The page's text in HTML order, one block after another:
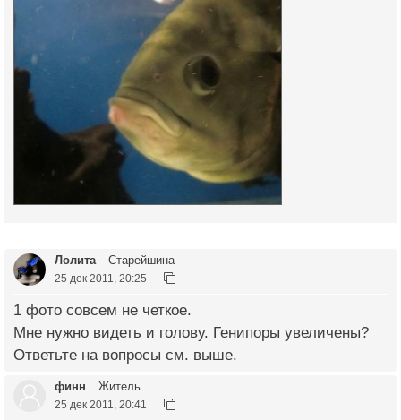
Лолита Старейшина
25 дек 2011, 20:25
1 фото совсем не четкое.
Мне нужно видеть и голову. Генипоры увеличены?
Ответьте на вопросы см. выше.
финн Житель
25 дек 2011, 20:41